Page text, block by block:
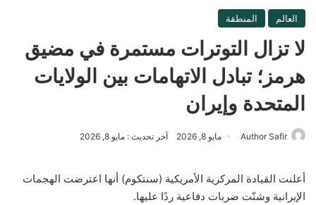
العالم المنطقة
لا تزال التوترات مستمرة في مضيق
هرمز؛ تبادل الاتهامات بين الولايات
المتحدة وإيران
Author Safir مايو 8, 2026 آخر تحديث : مايو 8, 2026
أعلنت القيادة المركزية الأمريكية (سنتكوم) أنها اعترضت الهجمات
الإيرانية وشنّت ضربات دفاعية ردًا عليها.